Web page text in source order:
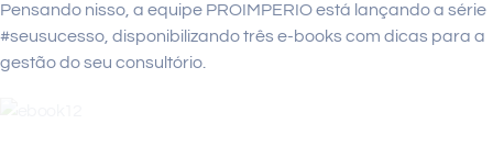
Pensando nisso, a equipe PROIMPERIO está lançando a série
#seusucesso, disponibilizando três e-books com dicas para a
gestão do seu consultório.